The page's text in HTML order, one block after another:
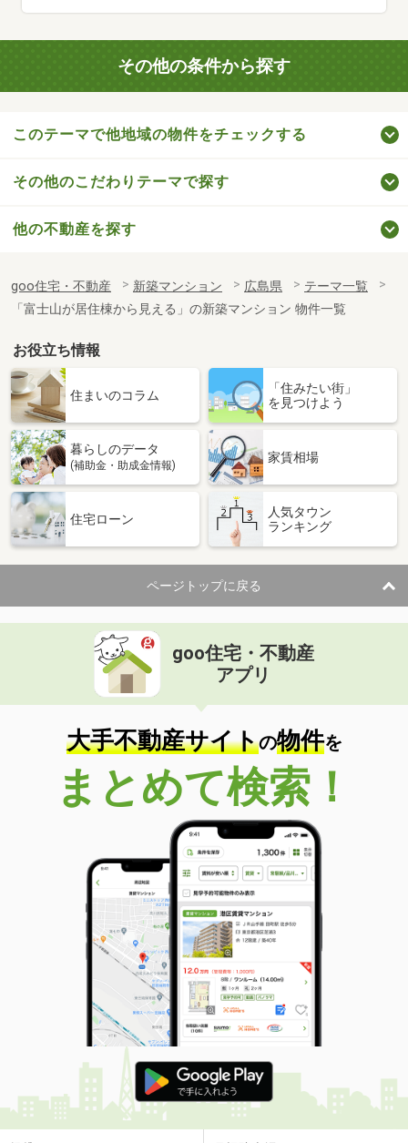
その他の条件から探す
このテーマで他地域の物件をチェックする
その他のこだわりテーマで探す
他の不動産を探す
goo住宅・不動産 新築マンション 広島県
テーマ一覧
「富士山が居住棟から見える」の新築マンション 物件一覧
お役立ち情報
住まいのコラム
「住みたい街」
を見つけよう
暮らしのデータ
(補助金・助成金情報)
家賃相場
住宅ローン
人気タウン
ランキング
ページトップに戻る
goo住宅・不動産
アプリ
大手不動産サイトの物件を
まとめて検索！